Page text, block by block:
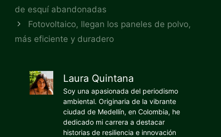
de esquí abandonadas
Fotovoltaico, llegan los paneles de polvo,
más eficiente y duradero
Laura Quintana
Soy una apasionada del periodismo
ambiental. Originaria de la vibrante
ciudad de Medellín, en Colombia, he
dedicado mi carrera a destacar
historias de resiliencia e innovación